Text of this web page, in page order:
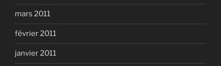
mars 2011
février 2011
janvier 2011